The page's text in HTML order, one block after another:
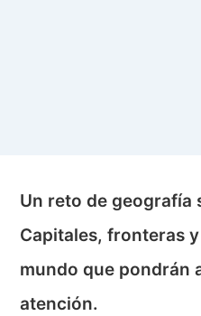
Un reto de geografía
Capitales, fronteras
mundo que pondrán
atención.